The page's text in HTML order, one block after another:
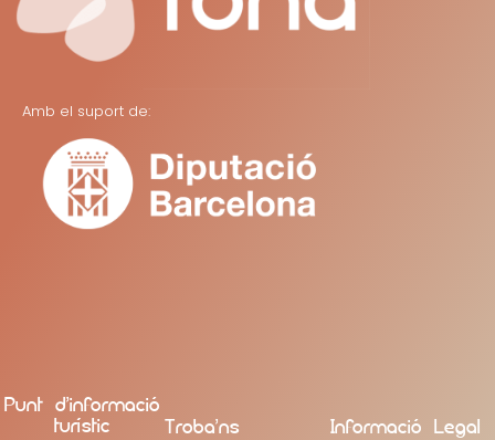
Amb el suport de:
Punt d’informació
turístic
Troba’ns Informació Legal